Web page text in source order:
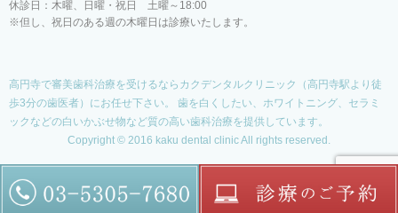
休診日：木曜、日曜・祝日 土曜～18:00
※但し、祝日のある週の木曜日は診療いたします。
高円寺で審美歯科治療を受けるならカクデンタルクリニック（高円寺駅より徒
歩3分の歯医者）にお任せ下さい。
歯を白くしたい、ホワイトニング、セラミ
ックなどの白いかぶせ物など質の高い歯科治療を提供しています。
Copyright © 2016 kaku dental clinic All rights reserved.